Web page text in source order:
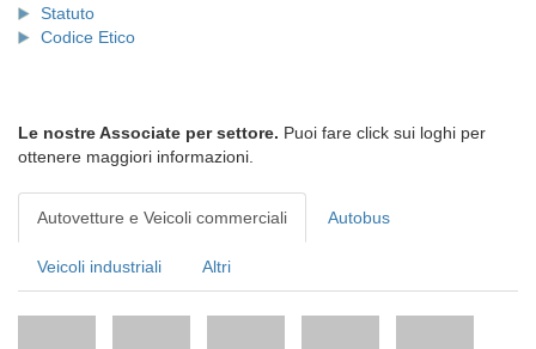
Statuto
Codice Etico
Le nostre Associate per settore. Puoi fare click sui loghi per
ottenere maggiori informazioni.
Autovetture e Veicoli commerciali Autobus
Veicoli industriali Altri